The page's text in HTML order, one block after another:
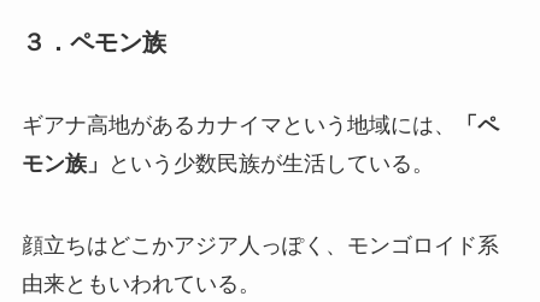
３．ペモン族
ギアナ高地があるカナイマという地域には、
「ペ
モン族」
という少数民族が生活している。
顔立ちはどこかアジア人っぽく、モンゴロイド系
由来ともいわれている。